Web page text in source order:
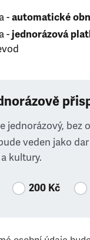
-automatické
-jednorázová
jednorázový, bez
veden jako
kultury.
200 Kč